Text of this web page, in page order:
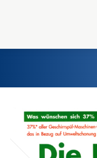
Einst und Heute
Marken